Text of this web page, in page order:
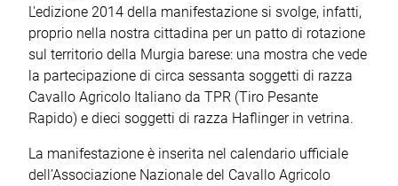
L'edizione 2014 della manifestazione si svolge, infatti,
proprio nella nostra cittadina per un patto di rotazione
sul territorio della Murgia barese: una mostra che vede
la partecipazione di circa sessanta soggetti di razza
Cavallo Agricolo Italiano da TPR (Tiro Pesante
Rapido) e dieci soggetti di razza Haflinger in vetrina.
La manifestazione è inserita nel calendario ufficiale
dell’Associazione Nazionale del Cavallo Agricolo